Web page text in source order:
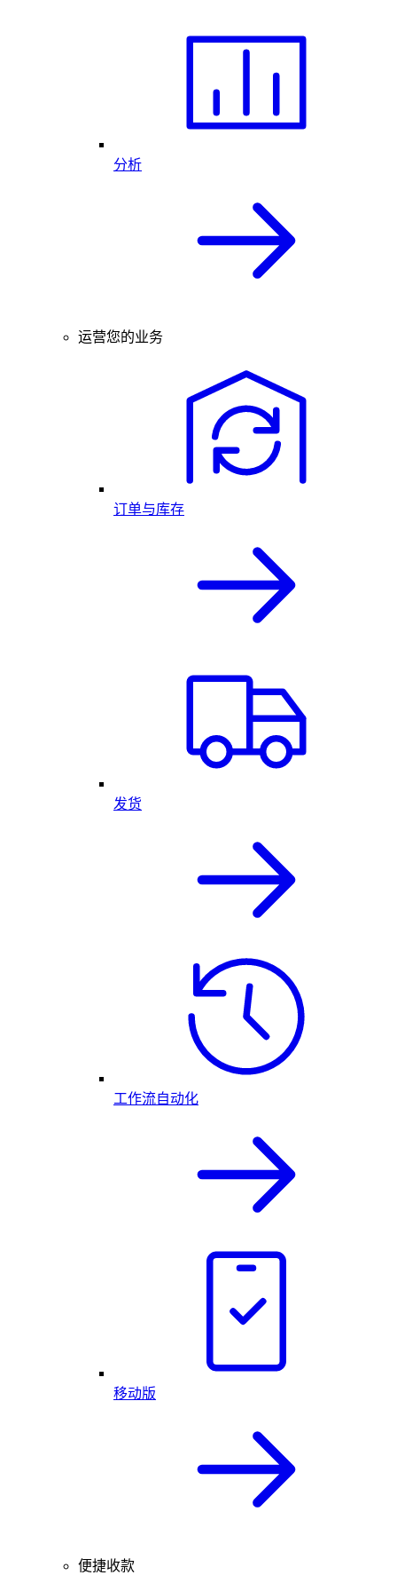
分析
运营您的业务
订单与库存
发货
工作流自动化
移动版
便捷收款